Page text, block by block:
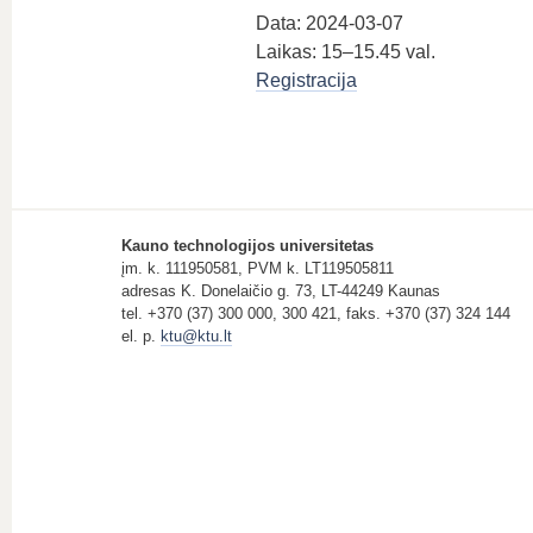
Data: 2024-03-07
Laikas: 15–15.45 val.
Registracija
Kauno technologijos universitetas
įm. k. 111950581, PVM k. LT119505811
adresas K. Donelaičio g. 73, LT-44249 Kaunas
tel. +370 (37) 300 000, 300 421, faks. +370 (37) 324 144
el. p. ktu@ktu.lt